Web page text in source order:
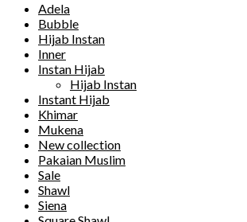
Adela
Bubble
Hijab Instan
Inner
Instan Hijab
Hijab Instan
Instant Hijab
Khimar
Mukena
New collection
Pakaian Muslim
Sale
Shawl
Siena